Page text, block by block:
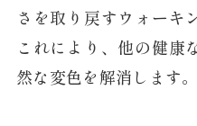
さを取り戻すウォーキ
これにより、他の健康
然な変色を解消します。